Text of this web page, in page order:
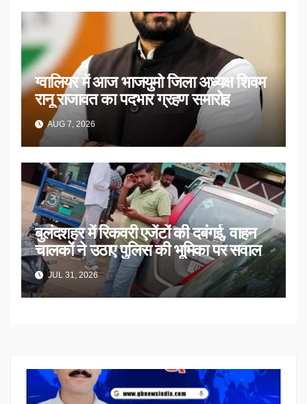
ग्वालियर में आज भाजयुमो जिला अध्यक्ष शिवम
रानू राजावत का पदभार ग्रहण समारोह
AUG 7, 2026
बुलंदशहर में रिकवरी एजेंटों की दबंगई, वाहन
चालकों ने उठाए पुलिस की भूमिका पर सवाल
JUL 31, 2026